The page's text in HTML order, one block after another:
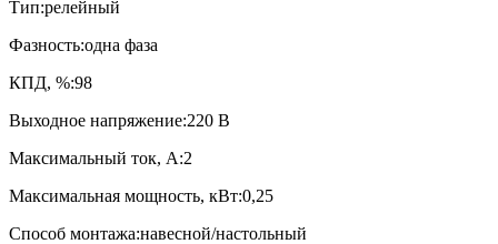
Тип:релейный
Фазность:одна фаза
КПД, %:98
Выходное напряжение:220 В
Максимальный ток, А:2
Максимальная мощность, кВт:0,25
Способ монтажа:навесной/настольный